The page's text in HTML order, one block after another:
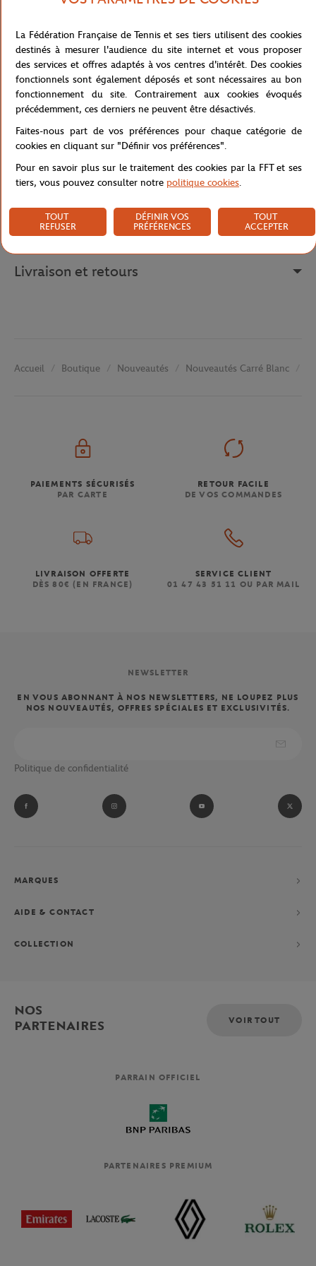
la teinte iconique terre battue, sublimée par un logo Roland-
Garros imprimé en ton sur ton, pour un rendu discret et raffiné.
Un passepoil plat contrasté ivoire encadre élégamment la housse,
ajoutant une finition sophistiquée et structurée. Ce modèle uni, à
la fois sobre et graphique, s’intègre facilement dans tous les styles
Référence : CLGU0126-TBA-1420
Caractéristiques
Livraison et retours
Accueil Boutique Nouveautés Nouveautés Carré Blanc
PAIEMENTS SÉCURISÉS
PAR CARTE
RETOUR FACILE
DE VOS COMMANDES
LIVRAISON OFFERTE
DÈS 80€ (EN FRANCE)
SERVICE CLIENT
01 47 43 51 11 OU PAR MAIL
NEWSLETTER
EN VOUS ABONNANT À NOS NEWSLETTERS, NE LOUPEZ PLUS
NOS NOUVEAUTÉS, OFFRES SPÉCIALES ET EXCLUSIVITÉS.
Politique de confidentialité
MARQUES
AIDE & CONTACT
COLLECTION
NOS
PARTENAIRES
VOIR TOUT
PARRAIN OFFICIEL
PARTENAIRES PREMIUM
La Fédération Française de Tennis et ses tiers utilisent des cookies
destinés à mesurer l'audience du site internet et vous proposer
des services et offres adaptés à vos centres d'intérêt. Des cookies
fonctionnels sont également déposés et sont nécessaires au bon
fonctionnement du site. Contrairement aux cookies évoqués
précédemment, ces derniers ne peuvent être désactivés.
Faites-nous part de vos préférences pour chaque catégorie de
cookies en cliquant sur "Définir vos préférences".
Pour en savoir plus sur le traitement des cookies par la FFT et ses
tiers, vous pouvez consulter notre politique cookies.
TOUT
REFUSER
DÉFINIR VOS
PRÉFÉRENCES
TOUT
ACCEPTER